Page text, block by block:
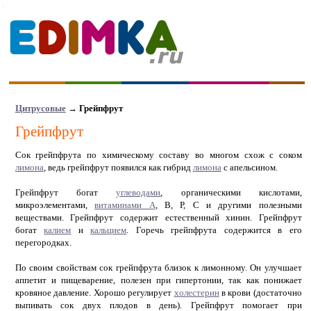
Цитрусовые→ Грейпфрут
Грейпфрут
Сок грейпфрута по химическому составу во многом схож с соком
лимона , ведь грейпфрут появился как гибрид лимона с апельсином.
Грейпфрут богатуглеводами , органическими кислотами,
микроэлементами,витаминами А , В, Р, С и другими полезными
веществами. Грейпфрут содержит естественный хинин. Грейпфрут
богаткалием икальцием . Горечь грейпфрута содержится в его
перегородках.
По своим свойствам сок грейпфрута близок к лимонному. Он улучшает
аппетит и пищеварение, полезен при гипертонии, так как понижает
кровяное давление. Хорошо регулирует холестеринв крови (достаточно
выпивать сок двух плодов в день). Грейпфрут помогает при